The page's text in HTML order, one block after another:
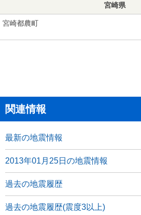
宮崎県
宮崎都農町
関連情報
最新の地震情報
2013年01月25日の地震情報
過去の地震履歴
過去の地震履歴(震度3以上)